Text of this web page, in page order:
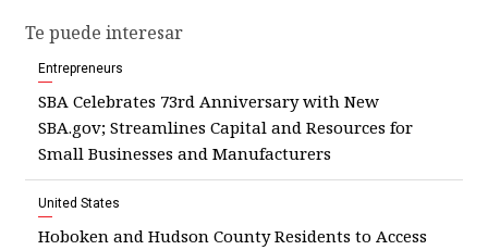
Te puede interesar
Entrepreneurs
SBA Celebrates 73rd Anniversary with New
SBA.gov; Streamlines Capital and Resources for
Small Businesses and Manufacturers
United States
Hoboken and Hudson County Residents to Access